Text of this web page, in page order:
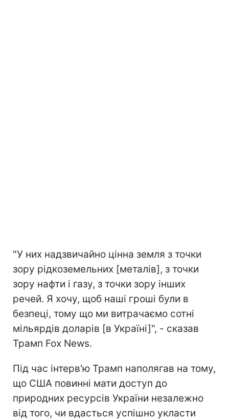
"У них надзвичайно цінна земля з точки
зору рідкоземельних [металів], з точки
зору нафти і газу, з точки зору інших
речей. Я хочу, щоб наші гроші були в
безпеці, тому що ми витрачаємо сотні
мільярдів доларів [в Україні]", - сказав
Трамп Fox News.
Під час інтерв'ю Трамп наполягав на тому,
що США повинні мати доступ до
природних ресурсів України незалежно
від того, чи вдасться успішно укласти